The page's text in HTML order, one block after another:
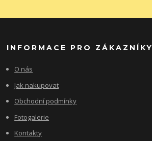
INFORMACE PRO ZÁKAZNÍKY
O nás
Jak nakupovat
Obchodní podmínky
Fotogalerie
Kontakty